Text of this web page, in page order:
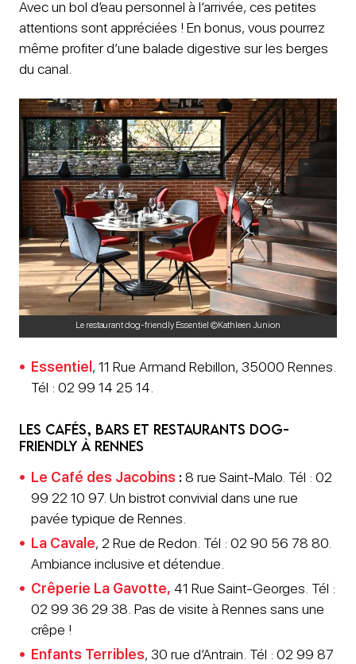
Avec un bol d’eau personnel à l’arrivée, ces petites
attentions sont appréciées ! En bonus, vous pourrez
même profiter d’une balade digestive sur les berges
du canal.
Le restaurant dog-friendly Essentiel ©Kathleen Junion
Essentiel , 11 Rue Armand Rebillon, 35000 Rennes.
Tél : 02 99 14 25 14.
Les cafés, bars et restaurants dog-
friendly à Rennes
Le Café des Jacobins :8 rue Saint-Malo. Tél : 02
99 22 10 97. Un bistrot convivial dans une rue
pavée typique de Rennes.
La Cavale, 2 Rue de Redon. Tél : 02 90 56 78 80.
Ambiance inclusive et détendue.
Crêperie La Gavotte, 41 Rue Saint-Georges. Tél :
02 99 36 29 38. Pas de visite à Rennes sans une
crêpe !
Enfants Terribles, 30 rue d’Antrain. Tél : 02 99 87